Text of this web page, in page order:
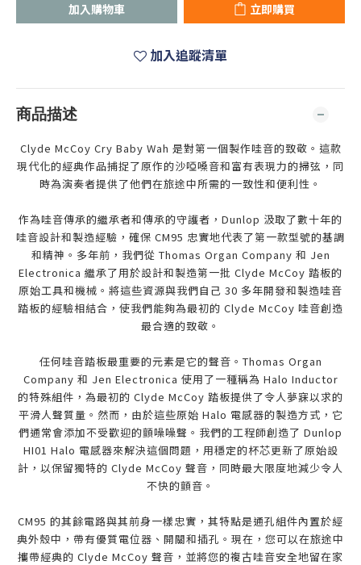
加入購物車 立即購買
加入追蹤清單
商品描述
Clyde McCoy Cry Baby Wah 是對第一個製作哇音的致敬。這款
現代化的經典作品捕捉了原作的沙啞嗓音和富有表現力的掃弦，同
時為演奏者提供了他們在旅途中所需的一致性和便利性。
作為哇音傳承的繼承者和傳承的守護者，Dunlop 汲取了數十年的
哇音設計和製造經驗，確保 CM95 忠實地代表了第一款型號的基調
和精神。多年前，我們從 Thomas Organ Company 和 Jen
Electronica 繼承了用於設計和製造第一批 Clyde McCoy 踏板的
原始工具和機械。將這些資源與我們自己 30 多年開發和製造哇音
踏板的經驗相結合，使我們能夠為最初的 Clyde McCoy 哇音創造
最合適的致敬。
任何哇音踏板最重要的元素是它的聲音。Thomas Organ
Company 和 Jen Electronica 使用了一種稱為 Halo Inductor
的特殊組件，為最初的 Clyde McCoy 踏板提供了令人夢寐以求的
平滑人聲質量。然而，由於這些原始 Halo 電感器的製造方式，它
們通常會添加不受歡迎的顫噪噪聲。我們的工程師創造了 Dunlop
HI01 Halo 電感器來解決這個問題，用穩定的杯芯更新了原始設
計，以保留獨特的 Clyde McCoy 聲音，同時最大限度地減少令人
不快的顫音。
CM95 的其餘電路與其前身一樣忠實，其特點是通孔組件內置於經
典外殼中，帶有優質電位器、開關和插孔。現在，您可以在旅途中
攜帶經典的 Clyde McCoy 聲音，並將您的複古哇音安全地留在家